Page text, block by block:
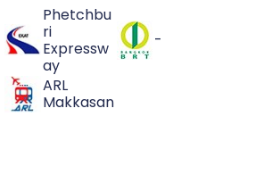
Phetchbu
ri
Expressw
ay
-
ARL
Makkasan